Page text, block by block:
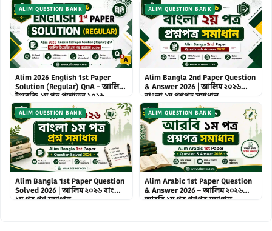
ALIM QUESTION BANK
Alim 2026 English 1st Paper
Solution (Regular) QnA – আলিম
ইংরেজি ১ম পত্র প্রশ্নোত্তর ২০২৬
ALIM QUESTION BANK
Alim Bangla 2nd Paper Question
& Answer 2026 | আলিম ২০২৬
বাংলা ২য় প্রশ্নপত্র সমাধান
ALIM QUESTION BANK
Alim Bangla 1st Paper Question
Solved 2026 | আলিম ২০২৬ বাংলা
১ম পত্র প্রশ্ন সমাধান
ALIM QUESTION BANK
Alim Arabic 1st Paper Question
& Answer 2026 – আলিম ২০২৬
আরবি ১ম পত্র প্রশ্নপত্র সমাধান